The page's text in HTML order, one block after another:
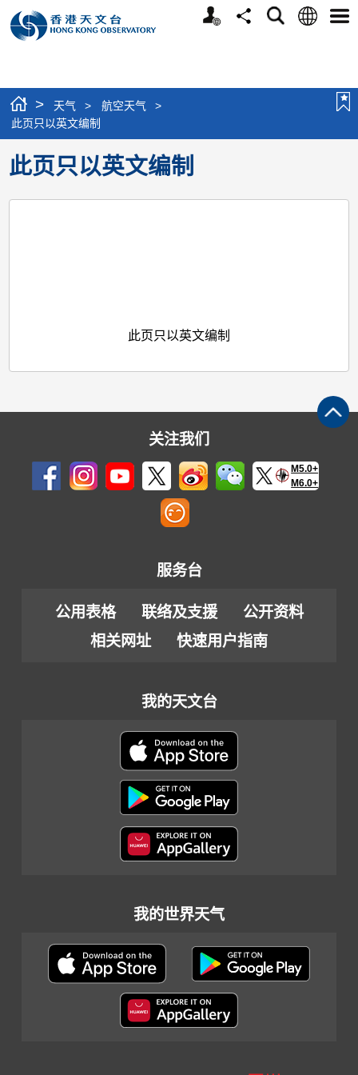
个
分
搜
语
选
> 天气 > 航空天气
>
此页只以英文编制
此页只以英文编制
此页只以英文编制
关注我们
M5.0+
M6.0+
服务台
公用表格 联络及支援
公开资料
相关网址
快速用户指南
我的天文台
我的世界天气